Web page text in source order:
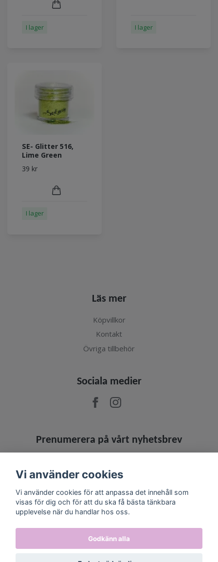
I lager I lager
SE- Glitter 516,
Lime Green
39 kr
I lager
Läs mer
Köpvillkor
Kontakt
Övriga tillbehör
Sociala medier
Prenumerera på vårt nyhetsbrev
Vi använder cookies
Vi använder cookies för att anpassa det innehåll som
visas för dig och för att du ska få bästa tänkbara
upplevelse när du handlar hos oss.
Godkänn alla